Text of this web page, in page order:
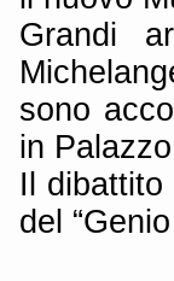
Grandi
sono
in
Il dibattito
del